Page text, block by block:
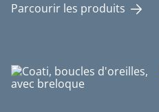
Parcourir les produits